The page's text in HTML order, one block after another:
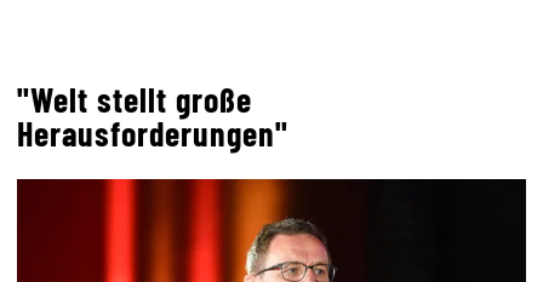
"Welt stellt große
Herausforderungen"